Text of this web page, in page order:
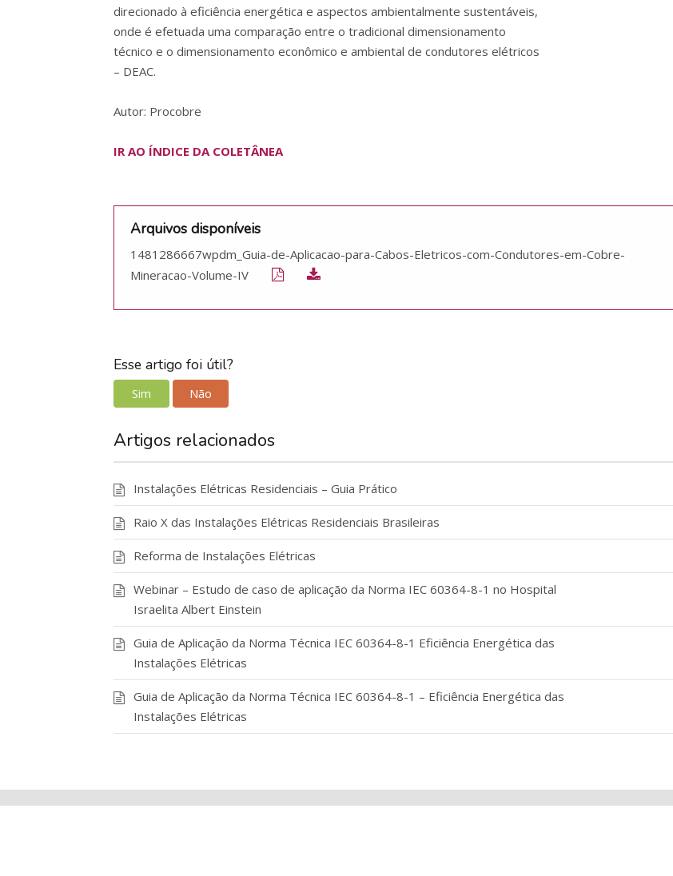
direcionado à eficiência energética e aspectos ambientalmente sustentáveis,
onde é efetuada uma comparação entre o tradicional dimensionamento
técnico e o dimensionamento econômico e ambiental de condutores elétricos
– DEAC.
Autor: Procobre
IR AO ÍNDICE DA COLETÂNEA
Arquivos disponíveis
1481286667wpdm_Guia-de-Aplicacao-para-Cabos-Eletricos-com-Condutores-em-Cobre-
Mineracao-Volume-IV
Esse artigo foi útil?
Sim Não
Artigos relacionados
Instalações Elétricas Residenciais – Guia Prático
Raio X das Instalações Elétricas Residenciais Brasileiras
Reforma de Instalações Elétricas
Webinar – Estudo de caso de aplicação da Norma IEC 60364-8-1 no Hospital
Israelita Albert Einstein
Guia de Aplicação da Norma Técnica IEC 60364-8-1 Eficiência Energética das
Instalações Elétricas
Guia de Aplicação da Norma Técnica IEC 60364-8-1 – Eficiência Energética das
Instalações Elétricas